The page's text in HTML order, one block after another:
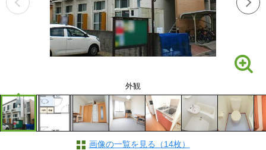
外観
画像の一覧を見る（14枚）